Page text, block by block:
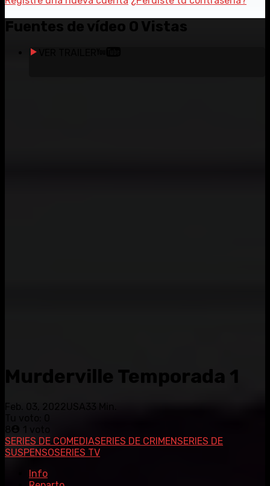
Fuentes de vídeo 0 Vistas
Murderville Temporada 1
Feb. 03, 2022
SERIES DE COMEDIASERIES DE CRIMENSERIES DE
SUSPENSOSERIES TV
Info